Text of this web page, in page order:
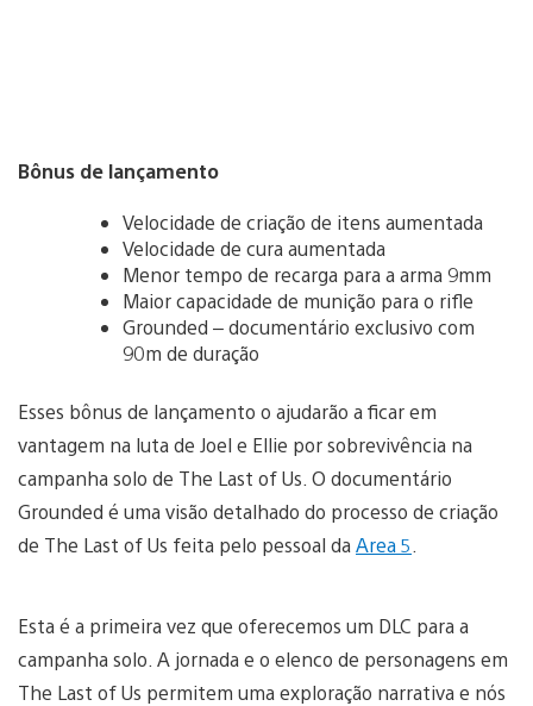
Bônus de lançamento
Velocidade de criação de itens aumentada
Velocidade de cura aumentada
Menor tempo de recarga para a arma 9mm
Maior capacidade de munição para o rifle
Grounded – documentário exclusivo com
90m de duração
Esses bônus de lançamento o ajudarão a ficar em
vantagem na luta de Joel e Ellie por sobrevivência na
campanha solo de The Last of Us. O documentário
Grounded é uma visão detalhado do processo de criação
de The Last of Us feita pelo pessoal da Area 5
Esta é a primeira vez que oferecemos um DLC para a
campanha solo. A jornada e o elenco de personagens em
The Last of Us permitem uma exploração narrativa e nós